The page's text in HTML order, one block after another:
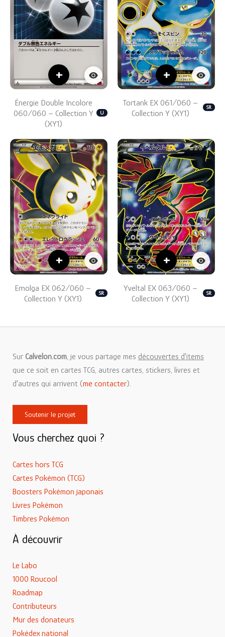
+
Énergie Double Incolore
060/060 – Collection Y
(XY1)
U
+
Tortank EX 061/060 –
Collection Y (XY1)
SR
+
Emolga EX 062/060 –
Collection Y (XY1)
SR
+
Yveltal EX 063/060 –
Collection Y (XY1)
SR
Sur Calvelon.com, je vous partage mes découvertes d'items
que ce soit en cartes TCG, autres cartes, stickers, livres et
d'autres qui arrivent (me contacter).
Soutenir le projet
Vous cherchez quoi ?
Cartes hors TCG
Cartes Pokémon (TCG)
Boosters Pokémon japonais
Livres Pokémon
Timbres Pokémon
À découvrir
Le Labo
1000 Roucool
Roadmap
Contributeurs
Mur des donateurs
Pokédex national